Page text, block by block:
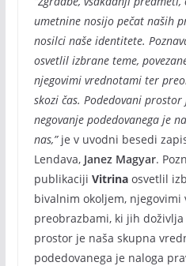
umetnine nosijo pečat naših
nosilci naše identitete.
osvetlil izbrane teme,
njegovimi vrednotami ter
skozi čas. Podedovani
negovanje podedovanega je
nas,”je v uvodni besedi
Lendava, Janez Magyar.
publikaciji Vitrinaosvetlil
bivalnim okoljem,
preobrazbami, ki jih doživlja
prostor je naša skupna
podedovanega je naloga